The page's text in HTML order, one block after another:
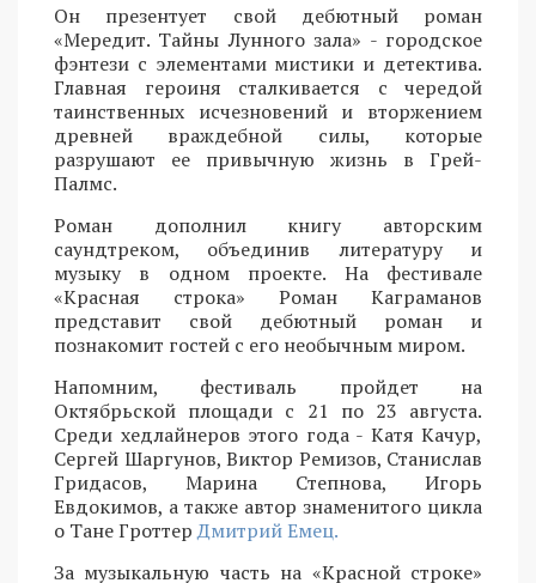
Он презентует свой дебютный роман
«Мередит. Тайны Лунного зала» - городское
фэнтези с элементами мистики и детектива.
Главная героиня сталкивается с чередой
таинственных исчезновений и вторжением
древней враждебной силы, которые
разрушают ее привычную жизнь в Грей-
Палмс.
Роман дополнил книгу авторским
саундтреком, объединив литературу и
музыку в одном проекте. На фестивале
«Красная строка» Роман Каграманов
представит свой дебютный роман и
познакомит гостей с его необычным миром.
Напомним, фестиваль пройдет на
Октябрьской площади с 21 по 23 августа.
Среди хедлайнеров этого года - Катя Качур,
Сергей Шаргунов, Виктор Ремизов, Станислав
Гридасов, Марина Степнова, Игорь
Евдокимов, а также автор знаменитого цикла
о Тане ГроттерДмитрий Емец.
За музыкальную часть на «Красной строке»